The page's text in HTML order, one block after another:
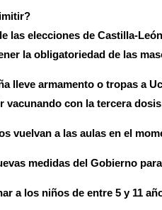
las elecciones de Castilla-
la obligatoriedad de las
lleve armamento o tropas a
vacunando con la tercera
vuelvan a las aulas en el
medidas del Gobierno
a los niños de entre 5 y 11